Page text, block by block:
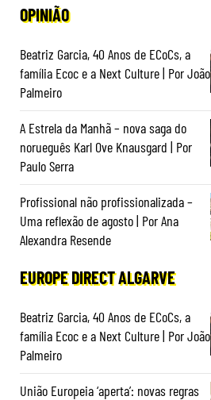
OPINIÃO
Beatriz Garcia, 40 Anos de ECoCs, a
família Ecoc e a Next Culture | Por João
Palmeiro
A Estrela da Manhã – nova saga do
norueguês Karl Ove Knausgard | Por
Paulo Serra
Profissional não profissionalizada –
Uma reflexão de agosto | Por Ana
Alexandra Resende
EUROPE DIRECT ALGARVE
Beatriz Garcia, 40 Anos de ECoCs, a
família Ecoc e a Next Culture | Por João
Palmeiro
União Europeia ‘aperta’: novas regras